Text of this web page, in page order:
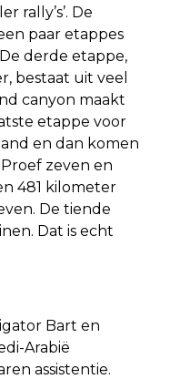
rally’s’. De
paar etappes
derde etappe,
bestaat uit veel
canyon maakt
etappe voor
en dan komen
zeven en
481 kilometer
De tiende
Dat is echt
Bart en
Arabië
assistentie.